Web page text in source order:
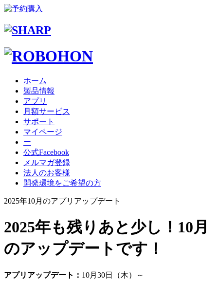
ホーム
製品情報
アプリ
月額サービス
サポート
マイページ
ー
公式Facebook
メルマガ登録
法人のお客様
開発環境をご希望の方
2025年10月のアプリアップデート
2025年も残りあと少し！10月
のアップデートです！
アプリアップデート： 10月30日（木）～